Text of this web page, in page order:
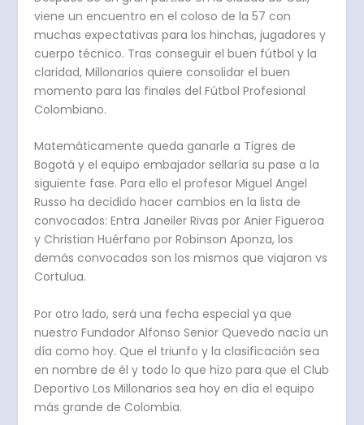
viene un encuentro en el coloso de la 57 con
muchas expectativas para los hinchas, jugadores y
cuerpo técnico. Tras conseguir el buen fútbol y la
claridad, Millonarios quiere consolidar el buen
momento para las finales del Fútbol Profesional
Colombiano.
Matemáticamente queda ganarle a Tigres de
Bogotá y el equipo embajador sellaría su pase a la
siguiente fase. Para ello el profesor Miguel Angel
Russo ha decidido hacer cambios en la lista de
convocados: Entra Janeiler Rivas por Anier Figueroa
y Christian Huérfano por Robinson Aponza, los
demás convocados son los mismos que viajaron vs
Cortulua.
Por otro lado, será una fecha especial ya que
nuestro Fundador Alfonso Senior Quevedo nacía un
día como hoy. Que el triunfo y la clasificación sea
en nombre de él y todo lo que hizo para que el Club
Deportivo Los Millonarios sea hoy en día el equipo
más grande de Colombia.